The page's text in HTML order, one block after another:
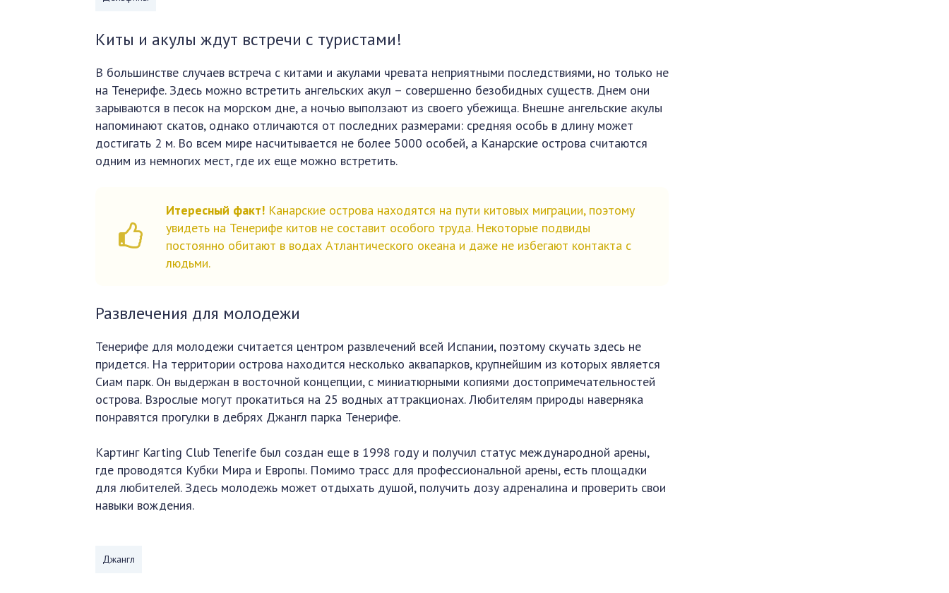
Киты и акулы ждут встречи с туристами!
В большинстве случаев встреча с китами и акулами чревата неприятными последствиями, но только не
на Тенерифе. Здесь можно встретить ангельских акул – совершенно безобидных существ. Днем они
зарываются в песок на морском дне, а ночью выползают из своего убежища. Внешне ангельские акулы
напоминают скатов, однако отличаются от последних размерами: средняя особь в длину может
достигать 2 м. Во всем мире насчитывается не более 5000 особей, а Канарские острова считаются
одним из немногих мест, где их еще можно встретить.
Итересный факт! Канарские острова находятся на пути китовых миграции, поэтому
увидеть на Тенерифе китов не составит особого труда. Некоторые подвиды
постоянно обитают в водах Атлантического океана и даже не избегают контакта с
людьми.
Развлечения для молодежи
Тенерифе для молодежи считается центром развлечений всей Испании, поэтому скучать здесь не
придется. На территории острова находится несколько аквапарков, крупнейшим из которых является
Сиам парк. Он выдержан в восточной концепции, с миниатюрными копиями достопримечательностей
острова. Взрослые могут прокатиться на 25 водных аттракционах. Любителям природы наверняка
понравятся прогулки в дебрях Джангл парка Тенерифе.
Картинг Karting Club Tenerife был создан еще в 1998 году и получил статус международной арены,
где проводятся Кубки Мира и Европы. Помимо трасс для профессиональной арены, есть площадки
для любителей. Здесь молодежь может отдыхать душой, получить дозу адреналина и проверить свои
навыки вождения.
Джангл